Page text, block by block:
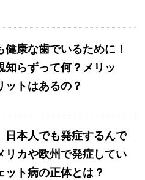
健康な歯でいるために！
知らずって何？メリッ
ットはあるの？
日本人でも発症するんで
リカや欧州で発症してい
ット病の正体とは？